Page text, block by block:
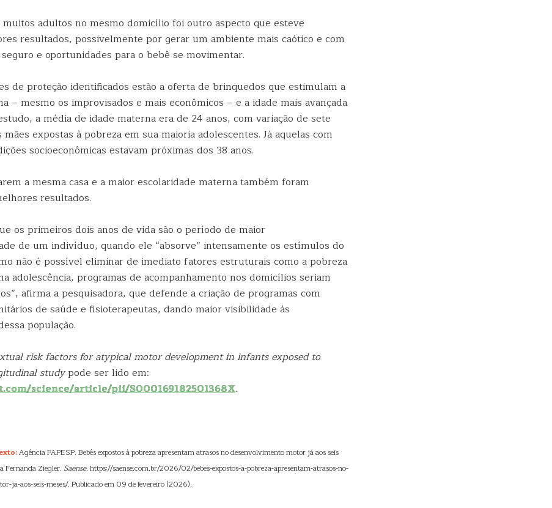
adultos no mesmo domicílio foi outro aspecto que esteve
resultados, possivelmente por gerar um ambiente mais caótico e com
e oportunidades para o bebê se movimentar.
de proteção identificados estão a oferta de brinquedos que estimulam a
– mesmo os improvisados e mais econômicos – e a idade mais avançada
a média de idade materna era de 24 anos, com variação de sete
mães expostas à pobreza em sua maioria adolescentes. Já aquelas com
socioeconômicas estavam próximas dos 38 anos.
a mesma casa e a maior escolaridade materna também foram
resultados.
os primeiros dois anos de vida são o período de maior
de um indivíduo, quando ele “absorve” intensamente os estímulos do
não é possível eliminar de imediato fatores estruturais como a pobreza
adolescência, programas de acompanhamento nos domicílios seriam
afirma a pesquisadora, que defende a criação de programas com
de saúde e fisioterapeutas, dando maior visibilidade às
população.
risk factors for atypical motor development in infants exposed to
studypode ser lido em:
science/article/pii/S000169182501368X.
Agência FAPESP. Bebês expostos à pobreza apresentam atrasos no desenvolvimento motor já aos seis
Fernanda Ziegler. Saense. https://saense.com.br/2026/02/bebes-expostos-a-pobreza-apresentam-atrasos-no-
ja-aos-seis-meses/. Publicado em 09 de fevereiro (2026).